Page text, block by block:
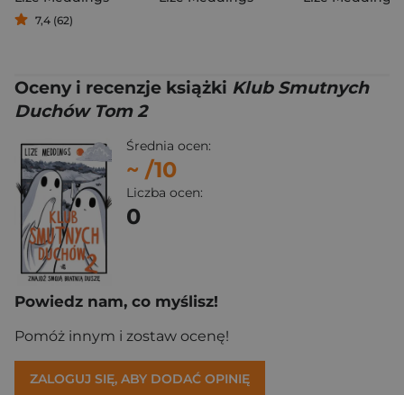
7,4 (62)
Oceny i recenzje książki Klub Smutnych
Duchów Tom 2
Średnia ocen:
~ /10
Liczba ocen:
0
Powiedz nam, co myślisz!
Pomóż innym i zostaw ocenę!
ZALOGUJ SIĘ, ABY DODAĆ OPINIĘ